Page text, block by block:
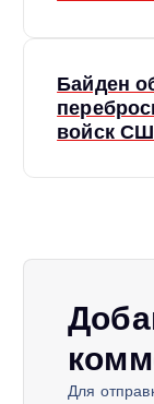
ц
Байден
войск
Для